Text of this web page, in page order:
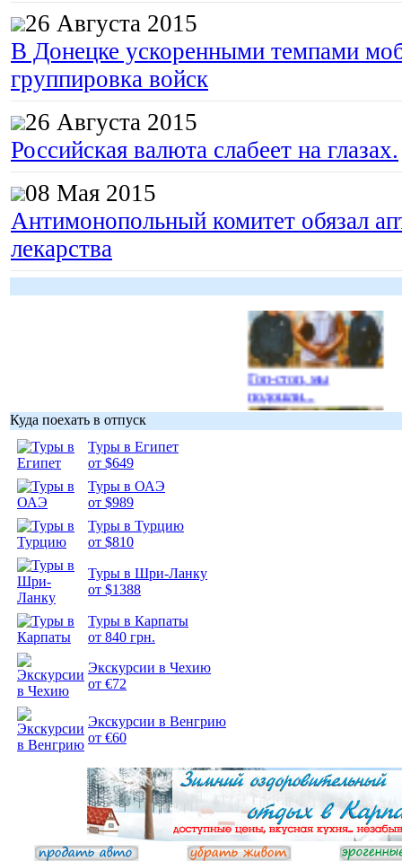
26 Августа 2015
В Донецке ускоренными темпами
группировка войск
26 Августа 2015
Российская валюта слабеет на глазах.
08 Мая 2015
Антимонопольный комитет обязал
лекарства
Гоп-стоп, мы
подошли...
Куда поехать в отпуск
Туры в Египет
от $649
Туры в ОАЭ
от $989
Туры в Турцию
от $810
Туры в Шри-Ланку
от $1388
Туры в Карпаты
от 840 грн.
Экскурсии в Чехию
от €72
Экскурсии в Венгрию
от €60